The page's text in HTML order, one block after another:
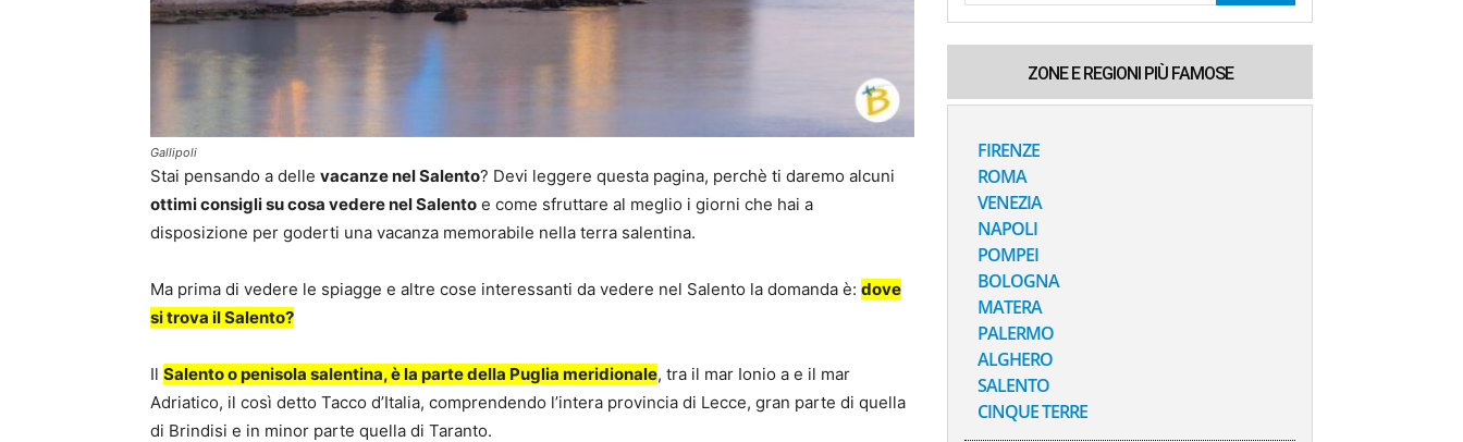
Gallipoli
Stai pensando a delle vacanze nel Salento? Devi leggere questa pagina, perchè ti daremo alcuni
ottimi consigli su cosa vedere nel Salento e come sfruttare al meglio i giorni che hai a
disposizione per goderti una vacanza memorabile nella terra salentina.
Ma prima di vedere le spiagge e altre cose interessanti da vedere nel Salento la domanda è: dove
si trova il Salento?
Il Salento o penisola salentina, è la parte della Puglia meridionale, tra il mar Ionio a e il mar
Adriatico, il così detto Tacco d’Italia, comprendendo l’intera provincia di Lecce, gran parte di quella
di Brindisi e in minor parte quella di Taranto.
ZONE E REGIONI PIÙ FAMOSE
FIRENZE
ROMA
VENEZIA
NAPOLI
POMPEI
BOLOGNA
MATERA
PALERMO
ALGHERO
SALENTO
CINQUE TERRE